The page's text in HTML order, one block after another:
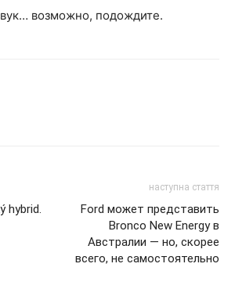
возможно, подождите.
hybrid.
наступна стаття
Ford может представить
Bronco New Energy в
Австралии — но, скорее
всего, не самостоятельно